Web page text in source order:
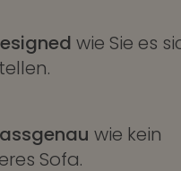
wie Sie es
wie kein
Sofa.